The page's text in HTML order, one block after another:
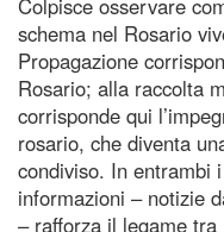
Colpisce osservare
schema nel Rosario
Propagazione
Rosario; alla raccolta
corrisponde qui
rosario, che diventa
condiviso. In entrambi
informazioni – notizie
– rafforza il legame